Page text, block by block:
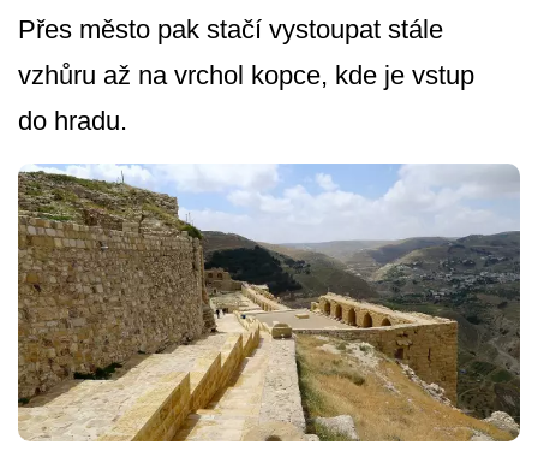
Přes město pak stačí vystoupat stále
vzhůru až na vrchol kopce, kde je vstup
do hradu.